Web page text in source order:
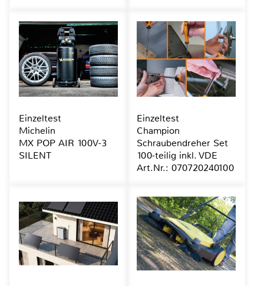
Einzeltest
Michelin
MX POP AIR 100V-3
SILENT
Einzeltest
Champion
Schraubendreher Set
100-teilig inkl. VDE
Art.Nr.: 070720240100